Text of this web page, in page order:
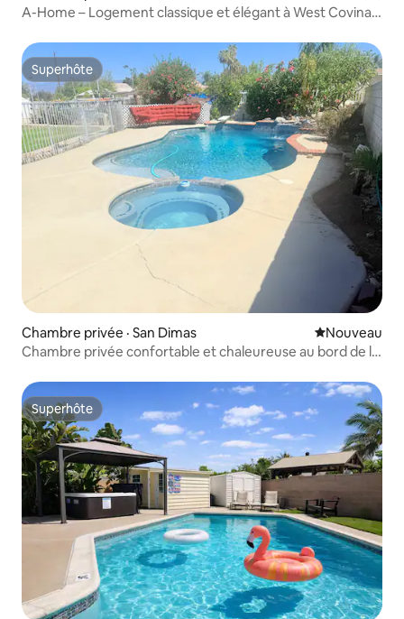
A-Home – Logement classique et élégant à West Covina,
privée avec jardin
Superhôte
Superhôte
Chambre privée · San Dimas Nouvel
Nouveau
Chambre privée confortable et chaleureuse au bord de la
Superhôte
Superhôte